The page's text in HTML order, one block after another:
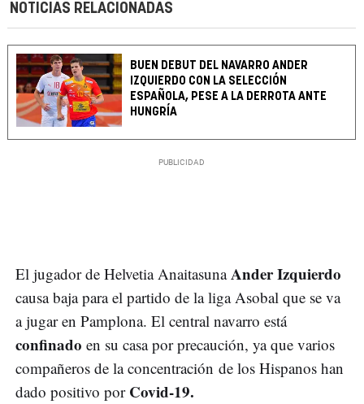
NOTICIAS RELACIONADAS
BUEN DEBUT DEL NAVARRO ANDER
IZQUIERDO CON LA SELECCIÓN
ESPAÑOLA, PESE A LA DERROTA ANTE
HUNGRÍA
El jugador de Helvetia AnaitasunaAnder Izquierdo
causa baja para el partido de la liga Asobal que se va
a jugar en Pamplona. El central navarro está
confinado en su casa por precaución, ya que varios
compañeros de la concentración de los Hispanos han
dado positivo porCovid-19.